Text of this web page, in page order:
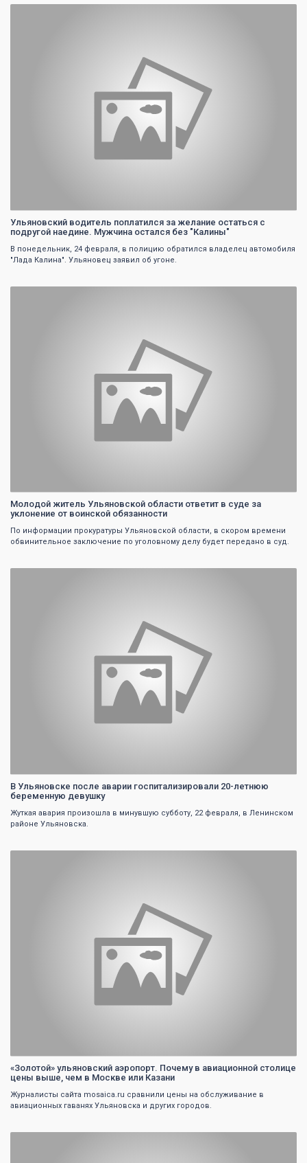
Ульяновский водитель поплатился за желание остаться с
подругой наедине. Мужчина остался без "Калины"
В понедельник, 24 февраля, в полицию обратился владелец автомобиля
"Лада Калина". Ульяновец заявил об угоне.
Молодой житель Ульяновской области ответит в суде за
уклонение от воинской обязанности
По информации прокуратуры Ульяновской области, в скором времени
обвинительное заключение по уголовному делу будет передано в суд.
В Ульяновске после аварии госпитализировали 20-летнюю
беременную девушку
Жуткая авария произошла в минувшую субботу, 22 февраля, в Ленинском
районе Ульяновска.
«Золотой» ульяновский аэропорт. Почему в авиационной столице
цены выше, чем в Москве или Казани
Журналисты сайта mosaica.ru сравнили цены на обслуживание в
авиационных гаванях Ульяновска и других городов.